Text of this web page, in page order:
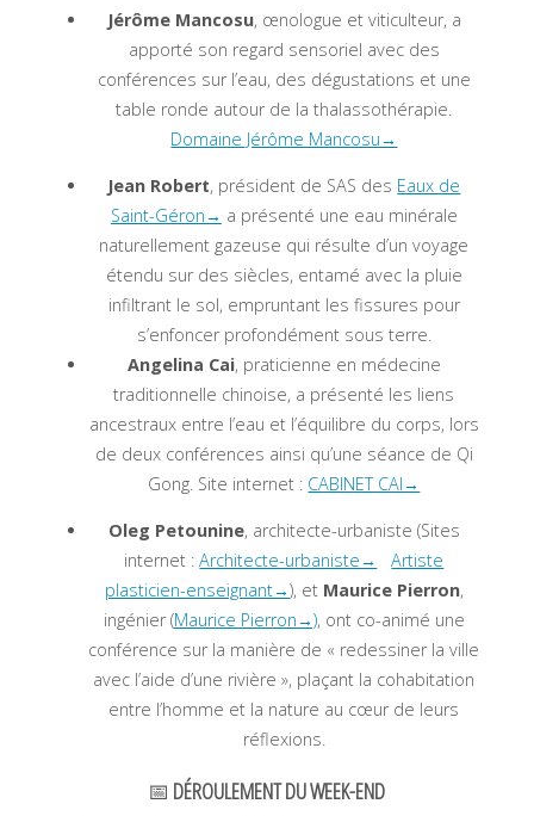
Jérôme Mancosu, œnologue et viticulteur, a
apporté son regard sensoriel avec des
conférences sur l’eau, des dégustations et une
table ronde autour de la thalassothérapie
Domaine Jérôme Mancosu→
Jean Robert, président de SAS des Eaux de
Saint-Géron→ a présenté une eau minérale
naturellement gazeuse qui résulte d’un voyage
étendu sur des siècles, entamé avec la pluie
infiltrant le sol, empruntant les fissures pour
s’enfoncer profondément sous terre.
Angelina Cai, praticienne en médecine
traditionnelle chinoise, a présenté les liens
ancestraux entre l’eau et l’équilibre du corps, lors
de deux conférences ainsi qu’une séance de Qi
Gong. Site internet : CABINET CAI→
Oleg Petounine, architecte-urbaniste (Sites
internet :Architecte-urbaniste→
Artiste
plasticien-enseignant→), et Maurice Pierron,
ingénier (Maurice Pierron→), ont co-animé une
conférence sur la manière de « redessiner la ville
avec l’aide d’une rivière », plaçant la cohabitation
entre l’homme et la nature au cœur de leurs
réflexions.
📅 DÉROULEMENT DU WEEK-END